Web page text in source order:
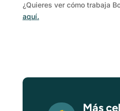
¿Quieres ver cómo trabaja
aquí.
Más